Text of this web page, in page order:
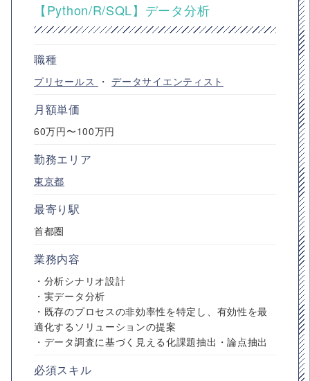
【Python/R/SQL】データ分析
職種
プリセールス ・データサイエンティスト
月額単価
60万円〜100万円
勤務エリア
東京都
最寄り駅
首都圏
業務内容
・分析シナリオ設計
・実データ分析
・既存のプロセスの非効率性を特定し、有効性を最
適化するソリューションの提案
・データ調査に基づく見える化課題抽出・論点抽出
必須スキル